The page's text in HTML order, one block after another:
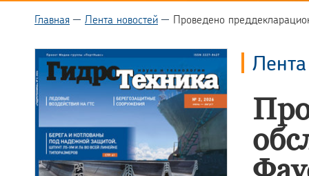
Главная Лента новостей Проведено